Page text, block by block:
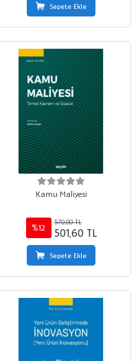
Sepete Ekle
Kamu Maliyesi
%12
570,00 TL
501,60 TL
Sepete Ekle